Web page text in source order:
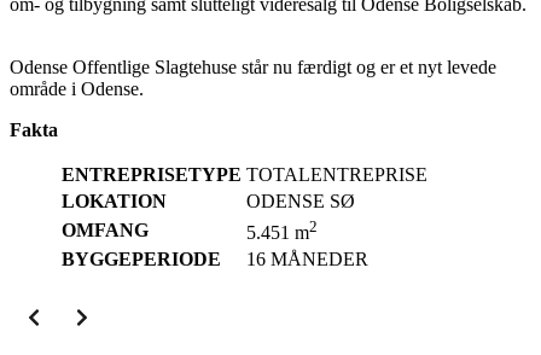
om- og tilbygning samt slutteligt videresalg til Odense Boligselskab.
Odense Offentlige Slagtehuse står nu færdigt og er et nyt levede
område i Odense.
Fakta
ENTREPRISETYPE TOTALENTREPRISE
LOKATION
ODENSE SØ
OMFANG
5.451 m2
BYGGEPERIODE 16 MÅNEDER